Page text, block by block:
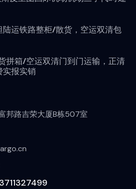
陆运铁路整柜/散货，空运双清包
拼箱/空运双清门到门运输，正清
实报实销
邦路吉荣大厦B栋507室